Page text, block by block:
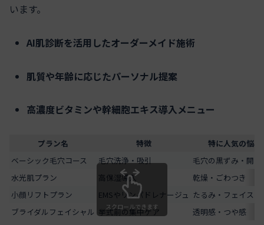
います。
AI肌診断を活用したオーダーメイド施術
肌質や年齢に応じたパーソナル提案
高濃度ビタミンや幹細胞エキス導入メニュー
プラン名 特徴
特に人気の悩み
ベーシック毛穴コース
毛穴洗浄・吸引
毛穴の黒ずみ・開き
水光肌プラン
高保湿導入
乾燥・ごわつき
小顔リフトプラン
EMSやリンパドレナージュ たるみ・フェイスラ
ブライダルフェイシャル 挙式前の集中ケア 透明感・つや感
スクロールできます